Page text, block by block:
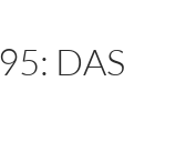
DAS